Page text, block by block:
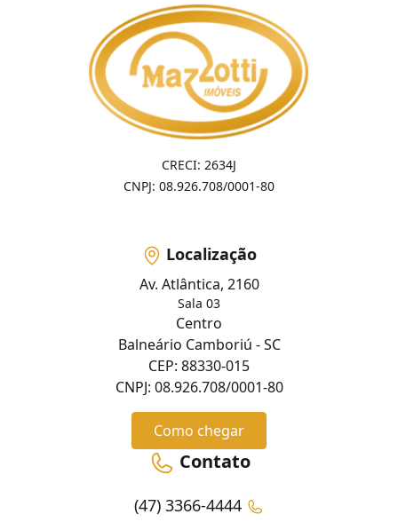
CRECI: 2634J
CNPJ: 08.926.708/0001-80
Localização
Av. Atlântica, 2160
Sala 03
Centro
Balneário Camboriú - SC
CEP: 88330-015
CNPJ: 08.926.708/0001-80
Como chegar
Contato
(47) 3366-4444